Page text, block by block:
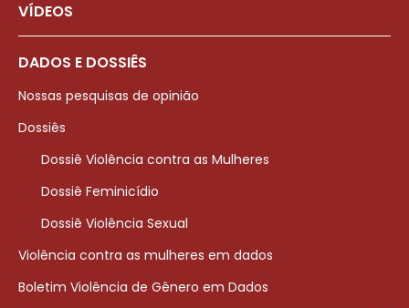
VÍDEOS
DADOS E DOSSIÊS
Nossas pesquisas de opinião
Dossiês
Dossiê Violência contra as Mulheres
Dossiê Feminicídio
Dossiê Violência Sexual
Violência contra as mulheres em dados
Boletim Violência de Gênero em Dados